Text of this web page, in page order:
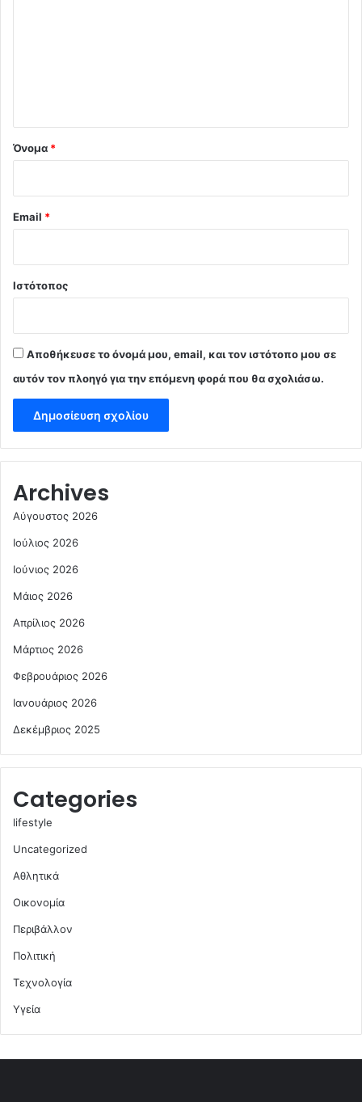
Όνομα *
Email *
Ιστότοπος
Αποθήκευσε το όνομά μου, email, και τον ιστότοπο μου σε
αυτόν τον πλοηγό για την επόμενη φορά που θα σχολιάσω.
Archives
Αύγουστος 2026
Ιούλιος 2026
Ιούνιος 2026
Μάιος 2026
Απρίλιος 2026
Μάρτιος 2026
Φεβρουάριος 2026
Ιανουάριος 2026
Δεκέμβριος 2025
Categories
lifestyle
Uncategorized
Αθλητικά
Οικονομία
Περιβάλλον
Πολιτική
Τεχνολογία
Υγεία